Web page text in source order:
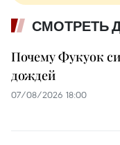
СМОТРЕТЬ
Почему Фукуок
дождей
07/08/2026 18:00